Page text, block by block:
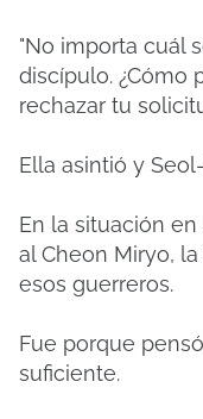
"No importa cuál
discípulo. ¿Cómo
rechazar tu
Ella asintió y
En la situación
al Cheon Miryo,
esos guerreros.
Fue porque
suficiente.